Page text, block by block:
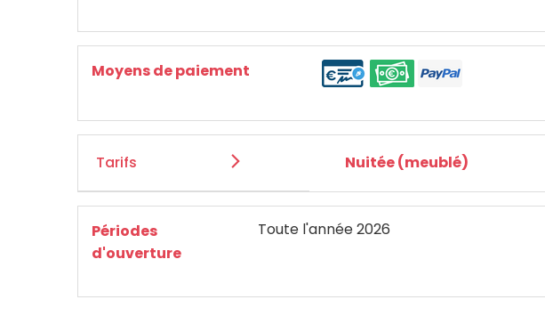
Moyens de paiement
Tarifs Nuitée (meublé)
Périodes
d'ouverture
Toute l'année 2026